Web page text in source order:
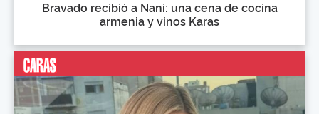
Bravado recibió a Naní: una cena de cocina
armenia y vinos Karas